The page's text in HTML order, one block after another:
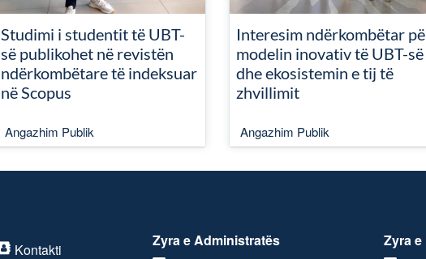
Studimi i studentit të UBT-
së publikohet në revistën
ndërkombëtare të indeksuar
në Scopus
Angazhim Publik
Interesim ndërkombëtar
modelin inovativ të UBT-së
dhe ekosistemin e tij të
zhvillimit
Angazhim Publik
Kontakti
Zyra e Administratës
Zyra